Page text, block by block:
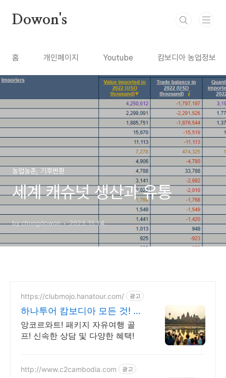
Dowon's
홈 개인페이지 Youtube 캄보디아 농업정보
농업농촌, 기후변환
세계 캐슈넛 생산과 유통
by chongdowon 2023. 11. 14.
https://clubmojo.hanatour.com/ 광고
하나투어 캄보디아 모든 것! 하
나투어 공식예약 인증센터
앙코르와트! 패키지 자유여행 골
프! 신속한 상담 및 다양한 혜택!
http://www.c2cambodia.com 광고